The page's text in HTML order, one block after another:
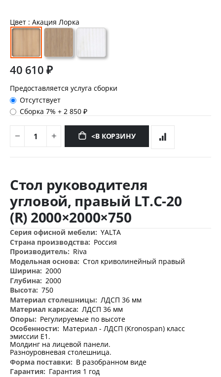
Цвет : Акация Лорка
40 610 ₽
Предоставляется услуга сборки
Отсутствует
Сборка 7%+2 850 ₽
<В КОРЗИНУ
началу
изображений
Стол руководителя
угловой, правый LT.C-20
(R) 2000×2000×750
Дополнительная
информация
YALTA
Россия
Riva
Стол криволинейный правый
2000
2000
750
ЛДСП 36 мм
ЛДСП 36 мм
Регулируемые по высоте
Материал - ЛДСП (Kronospan) класс
эмиссии Е1.
Молдинг на лицевой панели.
Разноуровневая столешница.
В разобранном виде
Гарантия 1 год